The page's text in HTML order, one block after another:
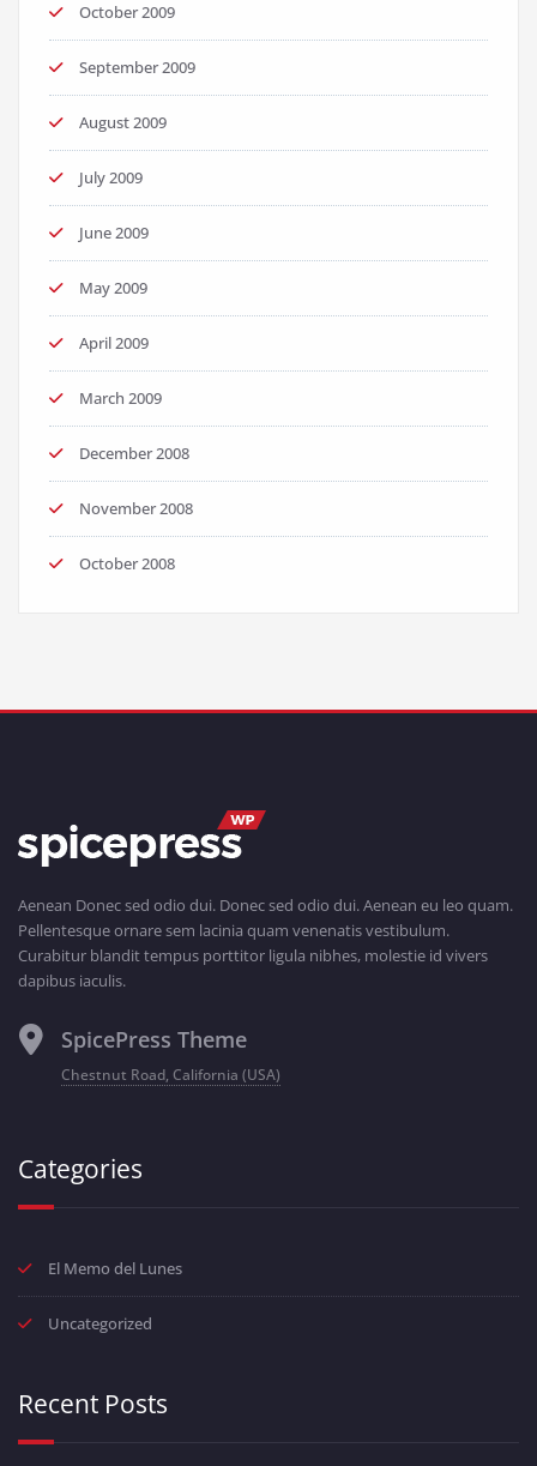
October 2009
September 2009
August 2009
July 2009
June 2009
May 2009
April 2009
March 2009
December 2008
November 2008
October 2008
Aenean Donec sed odio dui. Donec sed odio dui. Aenean eu leo quam.
Pellentesque ornare sem lacinia quam venenatis vestibulum.
Curabitur blandit tempus porttitor ligula nibhes, molestie id vivers
dapibus iaculis.
SpicePress Theme
Chestnut Road, California (USA)
Categories
El Memo del Lunes
Uncategorized
Recent Posts